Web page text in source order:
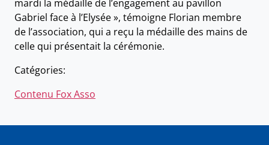
mardi la médaille de l’engagement au pavillon
Gabriel face à l’Elysée », témoigne Florian membre
de l’association, qui a reçu la médaille des mains de
celle qui présentait la cérémonie.
Catégories:
Contenu Fox Asso